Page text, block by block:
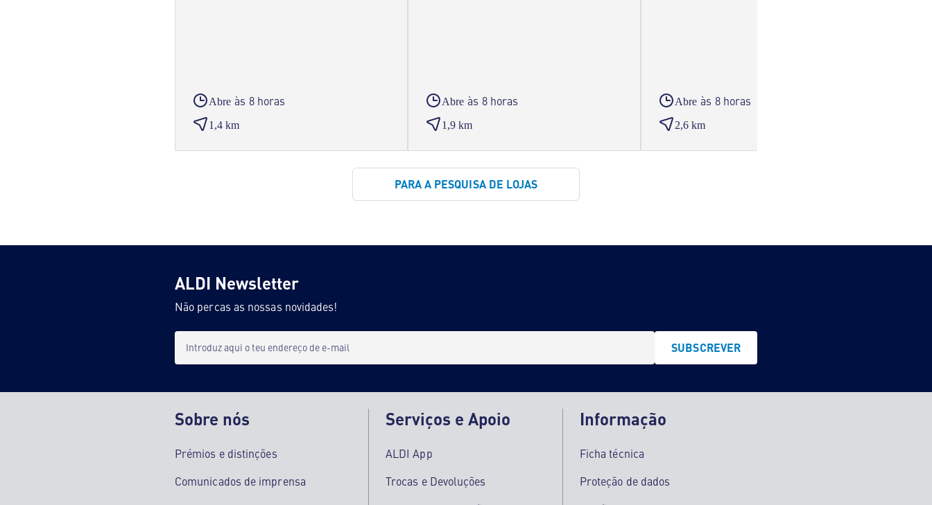
Abre às 8 horas
1,4 km
Abre às 8 horas
1,9 km
Abre às 8 horas
2,6 km
PARA A PESQUISA DE LOJAS
ALDI Newsletter
Não percas as nossas novidades!
Introduz aqui o teu endereço de e-mail SUBSCREVER
Sobre nós
Prémios e distinções
Comunicados de imprensa
Serviços e Apoio
ALDI App
Trocas e Devoluções
Informação
Ficha técnica
Proteção de dados